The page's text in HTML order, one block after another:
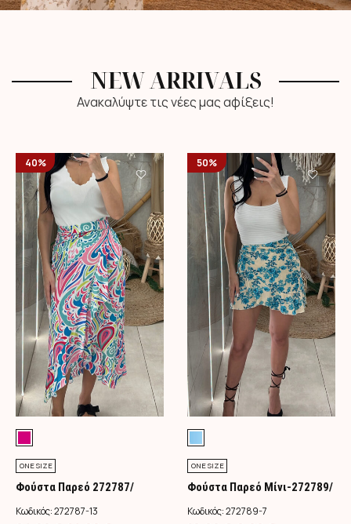
NEW ARRIVALS
Ανακαλύψτε τις νέες μας αφίξεις!
40%
ONE SIZE
Φούστα Παρεό 272787/
Φούξια
Κωδικός:272787-13
50%
ONE SIZE
Φούστα Παρεό Μίνι-272789/
Τιρκουάζ
Κωδικός:272789-7